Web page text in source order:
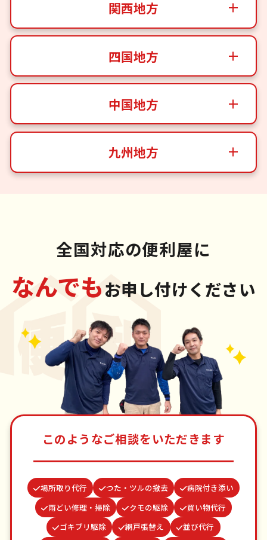
関西地方
四国地方
中国地方
九州地方
全国対応の便利屋に
なんでもお申し付けください
このようなご相談をいただきます
場所取り代行 つた・ツルの撤去
病院付き添い
雨どい修理・掃除
クモの駆除
買い物代行
ゴキブリ駆除
網戸張替え
並び代行